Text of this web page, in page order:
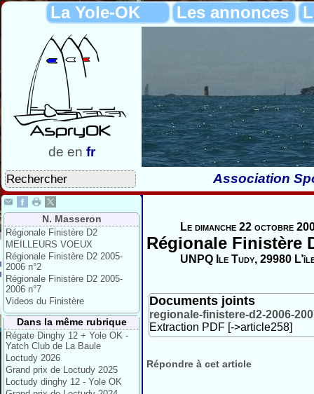
La Yole-OK Les annonces
de en fr
Association
N. Masseron
Régionale Finistère D2
MEILLEURS VOEUX
Régionale Finistère D2 2005-
2006 n°2
Régionale Finistère D2 2005-
2006 n°7
Videos du Finistère
Dans la même rubrique
Régate Dinghy 12 + Yole OK -
Yatch Club de La Baule
Loctudy 2026
Grand prix de Loctudy 2025
Loctudy dinghy 12 - Yole OK
Le dimanche 22 octobre
Régionale Finistère
UNPQ Ile Tudy, 29980
Documents joints
regionale-finistere-d2-2006-
Extraction PDF [->article258]
Répondre à cet article